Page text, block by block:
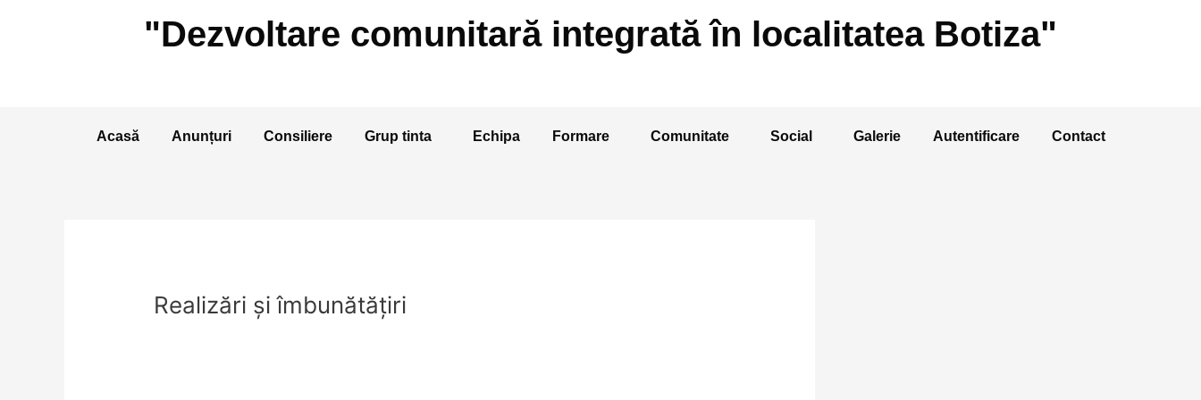
"Dezvoltare comunitară integrată în localitatea Botiza"
Acasă Anunțuri Consiliere Grup tinta Echipa Formare Comunitate Social Galerie Autentificare Contact
Realizări și îmbunătățiri